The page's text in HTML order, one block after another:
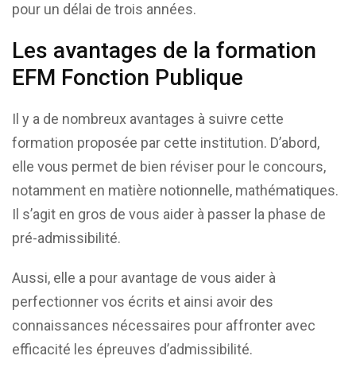
pour un délai de trois années.
Les avantages de la formation
EFM Fonction Publique
Il y a de nombreux avantages à suivre cette
formation proposée par cette institution. D’abord,
elle vous permet de bien réviser pour le concours,
notamment en matière notionnelle, mathématiques.
Il s’agit en gros de vous aider à passer la phase de
pré-admissibilité.
Aussi, elle a pour avantage de vous aider à
perfectionner vos écrits et ainsi avoir des
connaissances nécessaires pour affronter avec
efficacité les épreuves d’admissibilité.